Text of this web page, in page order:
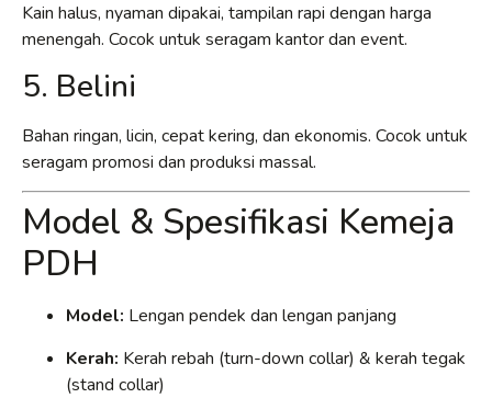
Kain halus, nyaman dipakai, tampilan rapi dengan harga
menengah. Cocok untuk seragam kantor dan event.
5. Belini
Bahan ringan, licin, cepat kering, dan ekonomis. Cocok untuk
seragam promosi dan produksi massal.
Model & Spesifikasi Kemeja
PDH
Model: Lengan pendek dan lengan panjang
Kerah: Kerah rebah (turn-down collar) & kerah tegak
(stand collar)